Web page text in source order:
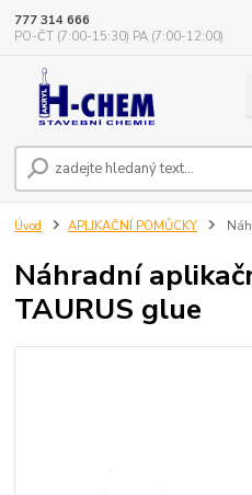
777 314 666
PO-ČT (7:00-15:30) PA (7:00-12:00)
Úvod APLIKAČNÍ POMŮCKY
Náhradní
TAURUS glue